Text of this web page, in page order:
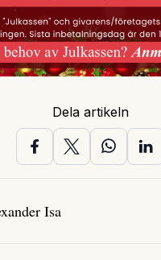
Dela artikeln
Isa